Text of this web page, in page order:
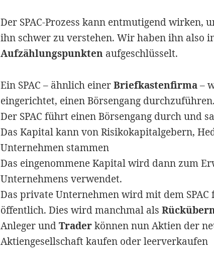
Der SPAC-Prozess kann entmutigend wirken,
ihn schwer zu verstehen. Wir haben ihn also
Aufzählungspunkten aufgeschlüsselt.
Ein SPAC – ähnlich einerBriefkastenfirma–
eingerichtet, einen Börsengang durchzuführen.
Der SPAC führt einen Börsengang durch und
Das Kapital kann von Risikokapitalgebern,
Unternehmen stammen
Das eingenommene Kapital wird dann zum
Unternehmens verwendet.
Das private Unternehmen wird mit dem
öffentlich. Dies wird manchmal als
Anleger undTraderkönnen nun Aktien der
Aktiengesellschaft kaufen oder leerverkaufen